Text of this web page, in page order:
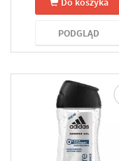
PODGLĄD